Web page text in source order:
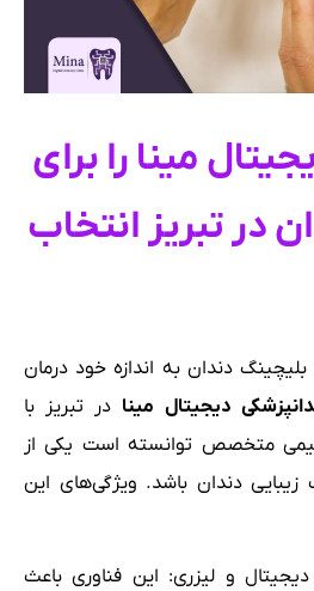
مینا را برای
در تبریز انتخاب
دندان به اندازه خود درمان
دیجیتال مینا در تبریز با
متخصص توانسته است یکی از
زیبایی دندان باشد. ویژگی‌های این
و لیزری: این فناوری باعث